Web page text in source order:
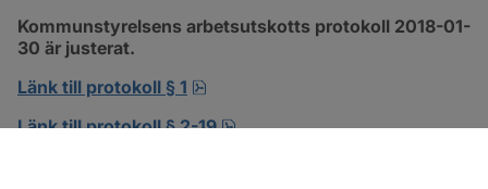
Kommunstyrelsens arbetsutskotts protokoll 2018-01-
30 är justerat.
Länk till protokoll § 1
Länk till protokoll § 2-19
pdf, 302.8 kB, öppnas i nytt